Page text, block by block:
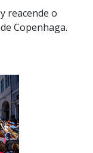
reacende o
Copenhaga.